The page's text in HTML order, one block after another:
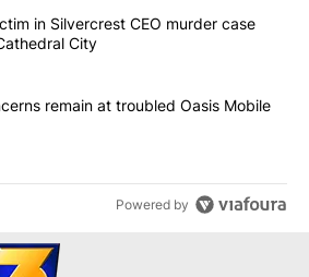
the most commented articles in the last
of victim in Silvercrest CEO
in Silvercrest CEO murder case
City
concerns remain at troubled
remain at troubled Oasis Mobile
Powered by